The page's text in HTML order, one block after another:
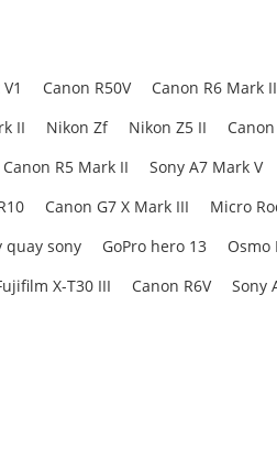
Canon R50V Canon R6 Mark II
II Nikon Zf Nikon Z5 II
Canon R5 Mark II Sony A7 Mark V
Canon G7 X Mark III Micro
quay sony GoPro hero 13 Osmo
X-T30 III Canon R6V Sony